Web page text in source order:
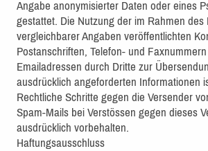
Angabe anonymisierter Daten oder eines
gestattet. Die Nutzung der im Rahmen
vergleichbarer Angaben veröffentlichten
Postanschriften, Telefon- und
Emailadressen durch Dritte zur
ausdrücklich angeforderten Informationen
Rechtliche Schritte gegen die Versender
Spam-Mails bei Verstössen gegen dieses
ausdrücklich vorbehalten.
Haftungsausschluss